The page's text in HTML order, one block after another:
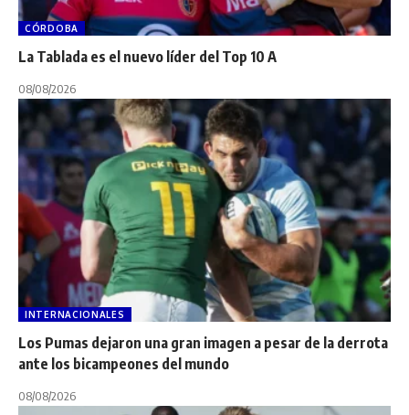
CÓRDOBA
La Tablada es el nuevo líder del Top 10 A
08/08/2026
INTERNACIONALES
Los Pumas dejaron una gran imagen a pesar de la derrota
ante los bicampeones del mundo
08/08/2026